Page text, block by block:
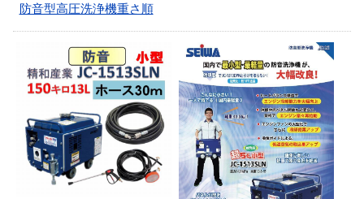
防音型高圧洗浄機重さ順